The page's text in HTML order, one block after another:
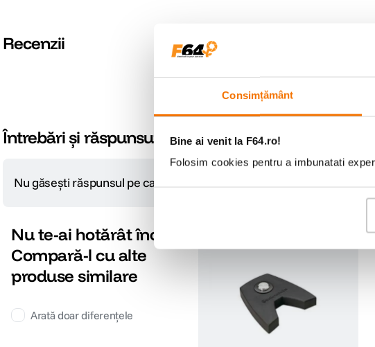
Consimțământ
Bine ai venit la F64.ro!
Folosim cookies pentru a imbunatati
Recenzii
Întrebări și răspunsuri
Nu găsești răspunsul pe care îl cauți?
Nu te-ai hotărât încă?
Compară-l cu alte
produse similare
Arată doar diferențele